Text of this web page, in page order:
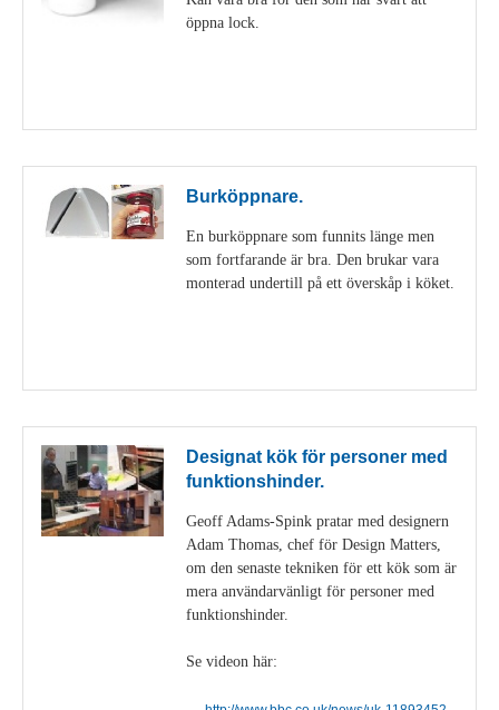
öppna lock.
Burköppnare.
En burköppnare som funnits länge men
som fortfarande är bra. Den brukar vara
monterad undertill på ett överskåp i köket.
Designat kök för personer med
funktionshinder.
Geoff Adams-Spink pratar med designern
Adam Thomas, chef för Design Matters,
om den senaste tekniken för ett kök som är
mera användarvänligt för personer med
funktionshinder.
Se videon här: